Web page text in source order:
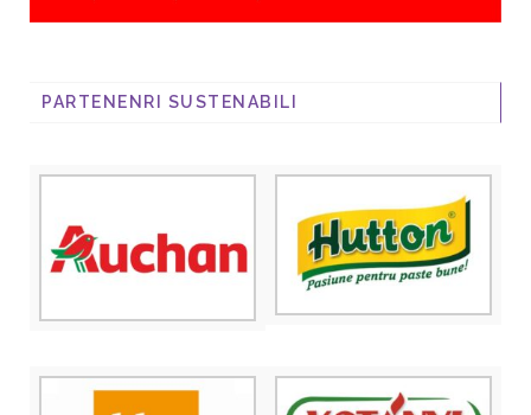
PARTENENRI SUSTENABILI